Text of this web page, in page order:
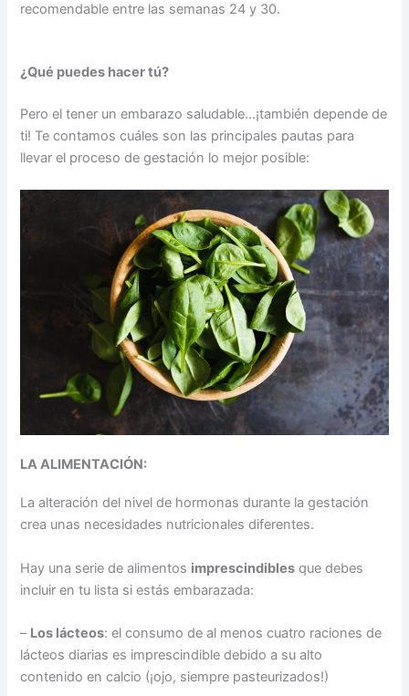
recomendable entre las semanas 24 y 30.
¿Qué puedes hacer tú?
Pero el tener un embarazo saludable…¡también depende de
ti! Te contamos cuáles son las principales pautas para
llevar el proceso de gestación lo mejor posible:
LA ALIMENTACIÓN:
La alteración del nivel de hormonas durante la gestación
crea unas necesidades nutricionales diferentes.
Hay una serie de alimentos imprescindibles que debes
incluir en tu lista si estás embarazada:
– Los lácteos: el consumo de al menos cuatro raciones de
lácteos diarias es imprescindible debido a su alto
contenido en calcio (¡ojo, siempre pasteurizados!)